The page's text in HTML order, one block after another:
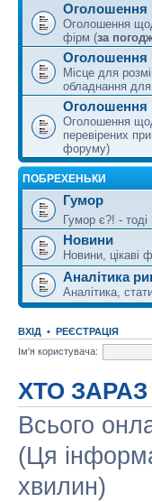
Оголошення
Оголошення
фірм (за
Оголошення
Місце для
обладнання
Оголошення
Оголошення
перевірених
форуму)
ПОБРЕХЕНЬКИ
Гумор
Гумор є?! -
Новини
Новини, цікаві
Аналітика
Аналітика,
ВХІД • РЕЄСТРАЦІЯ
Ім'я користувача:
ХТО
Всього
(Ця
хвилин)